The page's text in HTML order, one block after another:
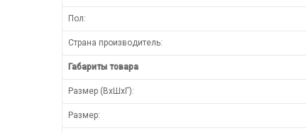
Пол:
Страна производитель:
Габариты товара
Размер (ВхШхГ):
Размер: